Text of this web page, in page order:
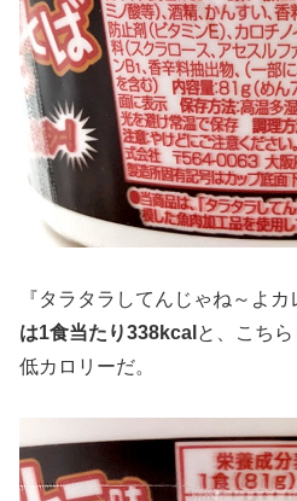
『タラタラしてんじゃね～よ
は1食当たり338kcal と、こち
低カロリーだ。